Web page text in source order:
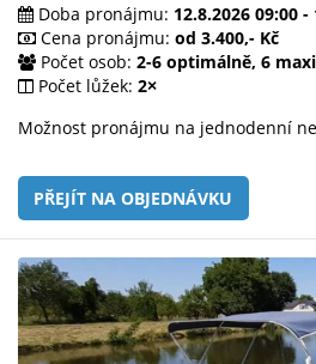
Doba pronájmu: 12.8.2026 09:00 -
Cena pronájmu: od 3.400,- Kč
Počet osob: 2-6 optimálně, 6
Počet lůžek: 2×
Možnost pronájmu na jednodenní
PŘEJÍT NA OBJEDNÁVKU